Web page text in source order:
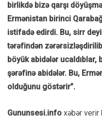
birlikdə bizə qarşı
Ermənistan birinci
istifadə edirdi. Bu, sirr
tərəfindən
böyük abidələr ucaldıblar,
şərəfinə abidələr. Bu,
olduğunu göstərir”.
Gununsesi.info xəbər